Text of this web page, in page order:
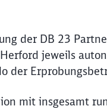
der DB 23
jeweils
der
mit insgesamt